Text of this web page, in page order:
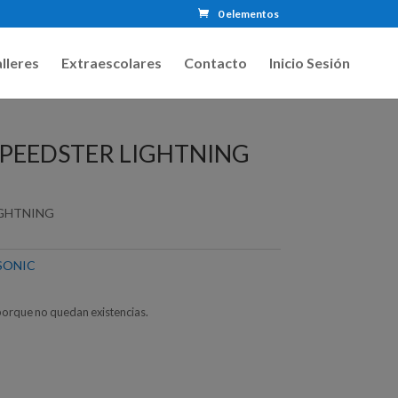
0 elementos
Extraescolares Contacto Inicio Sesión
LIGHTNING
no quedan existencias.